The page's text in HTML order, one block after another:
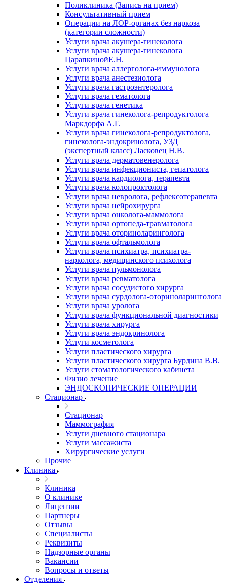
Поликлиника (Запись на прием)
Консультативный прием
Операции на ЛОР-органах без наркоза
(категории сложности)
Услуги врача акушера-гинеколога
Услуги врача акушера-гинеколога
ЦарапкинойЕ.Н.
Услуги врача аллерголога-иммунолога
Услуги врача анестезиолога
Услуги врача гастроэнтеролога
Услуги врача гематолога
Услуги врача генетика
Услуги врача гинеколога-репродуктолога
Маркдорфа А.Г.
Услуги врача гинеколога-репродуктолога,
гинеколога-эндокринолога, УЗД
(экспертный класс) Ласковец Н.В.
Услуги врача дерматовенеролога
Услуги врача инфекциониста, гепатолога
Услуги врача кардиолога, терапевта
Услуги врача колопроктолога
Услуги врача невролога, рефлексотерапевта
Услуги врача нейрохирурга
Услуги врача онколога-маммолога
Услуги врача ортопеда-травматолога
Услуги врача оториноларинголога
Услуги врача офтальмолога
Услуги врача психиатра, психиатра-
нарколога, медицинского психолога
Услуги врача пульмонолога
Услуги врача ревматолога
Услуги врача сосудистого хирурга
Услуги врача сурдолога-оториноларинголога
Услуги врача уролога
Услуги врача функциональной диагностики
Услуги врача хирурга
Услуги врача эндокринолога
Услуги косметолога
Услуги пластического хирурга
Услуги пластического хирурга Бурдина В.В.
Услуги стоматологического кабинета
Физио лечение
ЭНДОСКОПИЧЕСКИЕ ОПЕРАЦИИ
Стационар
Стационар
Маммография
Услуги дневного стационара
Услуги массажиста
Хирургические услуги
Прочие
Клиника
Клиника
О клинике
Лицензии
Партнеры
Отзывы
Специалисты
Реквизиты
Надзорные органы
Вакансии
Вопросы и ответы
Отделения